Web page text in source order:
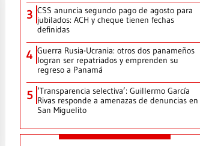
3 CSS anuncia segundo pago de agosto para
jubilados: ACH y cheque tienen fechas
definidas
4 Guerra Rusia-Ucrania: otros dos panameños
logran ser repatriados y emprenden su
regreso a Panamá
5 ‘Transparencia selectiva’: Guillermo García
Rivas responde a amenazas de denuncias en
San Miguelito